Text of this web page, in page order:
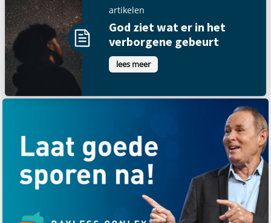
artikelen
God ziet wat er in het
verborgene gebeurt
lees meer